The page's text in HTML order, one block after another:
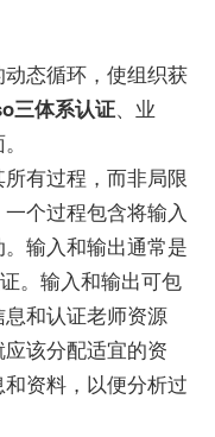
态循环，使组织获
三体系认证、业
有过程，而非局限
个过程包含将输入
输入和输出通常是
。输入和输出可包
和认证老师资源
该分配适宜的资
资料，以便分析过